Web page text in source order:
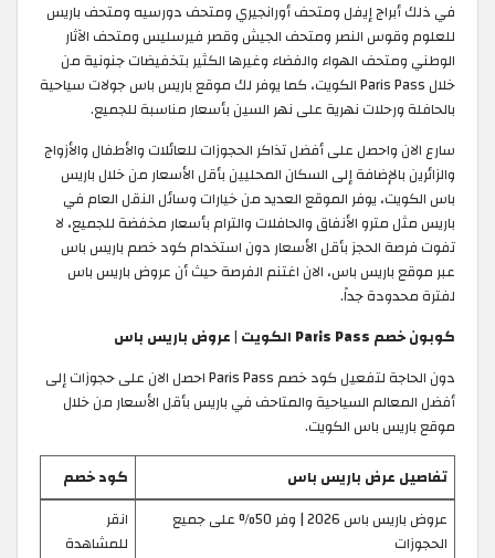
في ذلك أبراج إيفل ومتحف أورانجيري ومتحف دورسيه ومتحف باريس
للعلوم وقوس النصر ومتحف الجيش وقصر فيرسليس ومتحف الآثار
الوطني ومتحف الهواء والفضاء وغيرها الكثير بتخفيضات جنونية من
خلال Paris Pass الكويت، كما يوفر لك موقع باريس باس جولات سياحية
بالحافلة ورحلات نهرية على نهر السين بأسعار مناسبة للجميع.
سارع الان واحصل على أفضل تذاكر الحجوزات للعائلات والأطفال والأزواج
والزائرين بالإضافة إلى السكان المحليين بأقل الأسعار من خلال باريس
باس الكويت، يوفر الموقع العديد من خيارات وسائل النقل العام في
باريس مثل مترو الأنفاق والحافلات والترام بأسعار مخفضة للجميع، لا
تفوت فرصة الحجز بأقل الأسعار دون استخدام كود خصم باريس باس
عبر موقع باريس باس، الان اغتنم الفرصة حيث أن عروض باريس باس
لفترة محدودة جداً. ​
كوبون خصم Paris Pass الكويت | عروض باريس باس
دون الحاجة لتفعيل كود خصم Paris Pass احصل الان على حجوزات إلى
أفضل المعالم السياحية والمتاحف في باريس بأقل الأسعار من خلال
موقع باريس باس الكويت.
تفاصيل عرض باريس باس
كود خصم
عروض باريس باس 2026 | وفر 50% على جميع
الحجوزات
انقر
للمشاهدة